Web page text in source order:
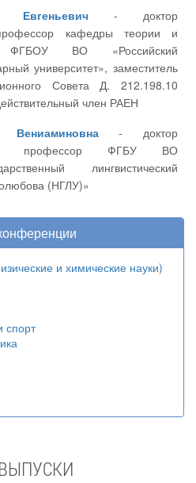
кафедры теории и
ФГБОУ ВО «Российский
университет», заместитель
Совета Д. 212.198.10
член РАЕН
профессор ФГБУ ВО
лингвистический
(НГЛУ)»
и химические науки)
спорт